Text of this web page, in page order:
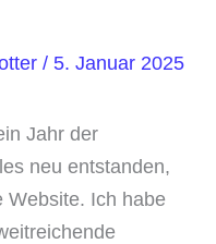
/ 5. Januar 2025
Jahr der
neu entstanden,
Website. Ich habe